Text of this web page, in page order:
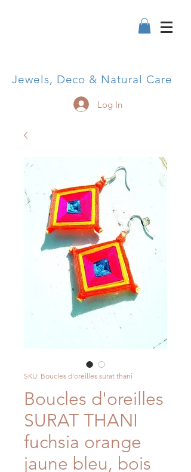
Jewels, Deco & Natural Care
Log In
SKU: Boucles d'oreilles surat thani
Boucles d'oreilles
SURAT THANI
fuchsia orange
jaune bleu, bois